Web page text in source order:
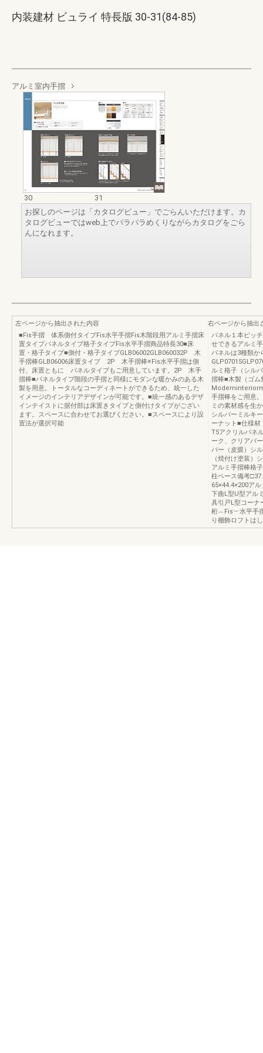
内装建材 ビュライ 特長版 30-31(84-85)
アルミ室内手摺
30
31
お探しのページは「カタログビュー」でごらんいただけます。カ
タログビューではweb上でパラパラめくりながらカタログをごら
んになれます。
左ページから抽出された内容
■Fis手摺 体系側付タイプFis水平手摺Fis木階段用アルミ手摺床
置タイプパネルタイプ格子タイプFis水平手摺商品特長30■床
置・格子タイプ■側付・格子タイプGLB06002GLB060032P 木
手摺棒GLB06006床置タイプ 2P 木手摺棒※Fis水平手摺は側
付、床置ともに パネルタイプもご用意しています。2P 木手
摺棒■パネルタイプ階段の手摺と同様にモダンな暖かみのある木
製を用意。トータルなコーディネートができるため、統一した
イメージのインテリアデザインが可能です。■統一感のあるデザ
インテイストに据付部は床置きタイプと側付けタイプがござい
ます。スペースに合わせてお選びください。■スペースにより設
置法が選択可能
右ページから抽出
パネル１本ピッ
せできるアルミ
パネルは3種類か
ルミ格子（シル
摺棒■木製（ゴム
手摺棒をご用意
ミの素材感を生
シルバーミルキ
ーナット■仕様
T5アクリルパネ
ーク、クリアバ
バー（皮膜）シ
（焼付け塗装）
アルミ手摺棒格
柱ベース備考
65×44.4×200ア
下曲L型U型アル
具引戸L型コー
桁︵Fis︶水平手
り棚飾ロフトは